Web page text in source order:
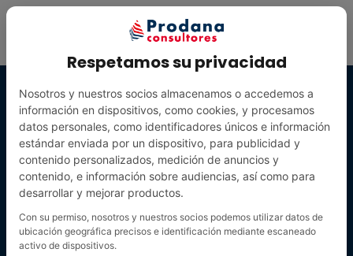
Respetamos su privacidad
Nosotros y nuestros socios almacenamos o accedemos a
información en dispositivos, como cookies, y procesamos
datos personales, como identificadores únicos e información
estándar enviada por un dispositivo, para publicidad y
contenido personalizados, medición de anuncios y
contenido, e información sobre audiencias, así como para
desarrollar y mejorar productos.
Con su permiso, nosotros y nuestros socios podemos utilizar datos de
ubicación geográfica precisos e identificación mediante escaneado
activo de dispositivos.